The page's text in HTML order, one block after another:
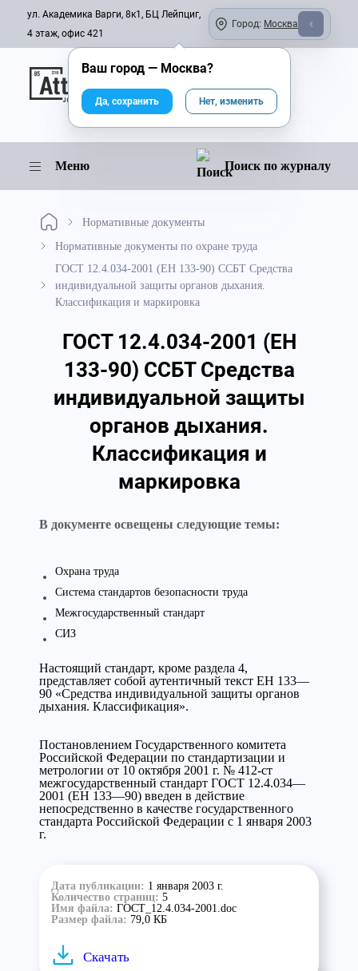
ул. Академика Варги, 8к1, БЦ Лейпциг,
4 этаж, офис 421
Город: Москва
Онлайн-журнал
Меню Поиск по журналу
Нормативные документы
Нормативные документы по охране труда
ГОСТ 12.4.034-2001 (ЕН 133-90) ССБТ Средства
индивидуальной защиты органов дыхания.
Классификация и маркировка
ГОСТ 12.4.034-2001 (ЕН
133-90) ССБТ Средства
индивидуальной защиты
органов дыхания.
Классификация и
маркировка
В документе освещены следующие темы:
Охрана труда
Система стандартов безопасности труда
Межгосударственный стандарт
СИЗ
Настоящий стандарт, кроме раздела 4,
представляет собой аутентичный текст ЕН 133—
90 «Средства индивидуальной защиты органов
дыхания. Классификация».
Постановлением Государственного комитета
Российской Федерации по стандартизации и
метрологии от 10 октября 2001 г. № 412-ст
межгосударственный стандарт ГОСТ 12.4.034—
2001 (ЕН 133—90) введен в действие
непосредственно в качестве государственного
стандарта Российской Федерации с 1 января 2003
г.
Дата публикации: 1 января 2003 г.
Количество страниц: 5
Имя файла: ГОСТ_12.4.034-2001.doc
Размер файла: 79,0 КБ
Скачать
Ваш город — Москва?
Да, сохранить Нет, изменить